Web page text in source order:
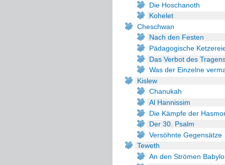
Die Hoschanoth
Kohelet
Cheschwan
Nach den Festen
Pädagogische
Das Verbot des
Was der Einzelne
Kislew
Chanukah
Al Hannissim
Die Kämpfe der
Der 30. Psalm
Versöhnte Gegensätze
Teweth
An den Strömen